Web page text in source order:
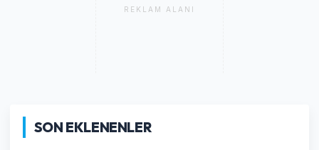
REKLAM ALANI
SON EKLENENLER